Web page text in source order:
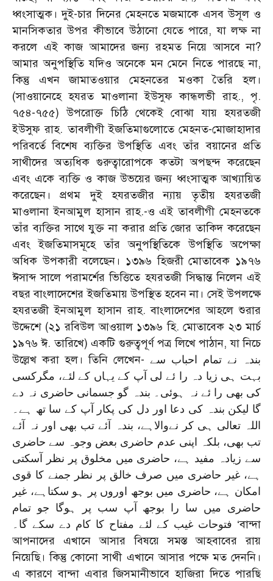
ধ্বংসাত্মক। দুই-চার দিনের মেহনতে মজমাকে এসব উসূল ও
মানসিকতার উপর কীভাবে উঠানো যেতে পারে, যা লক্ষ না
করলে এই কাজ আমাদের জন্য রহমত নিয়ে আসবে না?
আমার অনুপস্থিতি যদিও অনেকে মন মেনে নিতে পারছে না,
কিন্তু এখন জামাতওয়ার মেহনতের মওকা তৈরি হল।
(সাওয়ানেহে হযরত মাওলানা ইউসুফ কান্ধলভী রাহ., পৃ.
৭৫৪-৭৫৫) উপরোক্ত চিঠি থেকেই বোঝা যায় হযরতজী
ইউসুফ রাহ. তাবলীগী ইজতিমাগুলোতে মেহনত-মোজাহাদার
পরিবর্তে বিশেষ ব্যক্তির উপস্থিতি এবং তাঁর বয়ানের প্রতি
সাথীদের অত্যধিক গুরুত্বারোপকে কতটা অপছন্দ করেছেন
এবং একে ব্যক্তি ও কাজ উভয়ের জন্য ধ্বংসাত্মক আখ্যায়িত
করেছেন। প্রথম দুই হযরতজীর ন্যায় তৃতীয় হযরতজী
মাওলানা ইনআমুল হাসান রাহ.-ও এই তাবলীগী মেহনতকে
তাঁর ব্যক্তির সাথে যুক্ত না করার প্রতি জোর তাকিদ করেছেন
এবং ইজতিমাসমূহে তাঁর অনুপস্থিতিকে উপস্থিতি অপেক্ষা
অধিক উপকারী বলেছেন। ১৩৯৬ হিজরী মোতাবেক ১৯৭৬
ঈসাব্দ সালে পরামর্শের ভিত্তিতে হযরতজী সিদ্ধান্ত নিলেন এই
বছর বাংলাদেশের ইজতিমায় উপস্থিত হবেন না। সেই উপলক্ষে
হযরতজী ইনআমুল হাসান রাহ. বাংলাদেশের আহলে শুরার
উদ্দেশে (২১ রবিউল আওয়াল ১৩৯৬ হি. মোতাবেক ২৩ মার্চ
১৯৭৬ ঈ. তারিখে) একটি গুরুত্বপূর্ণ পত্র লিখে পাঠান, যা নিচে
উল্লেখ করা হল। তিনি লেখেন- بندہ نے تمام احباب سے
بہت ہی زيا دہ را ‏ئے لی آپ کے يہاں کے لئے، مگرکسی
کی بھی را ئے نہ ہوئی۔ بندہ گو جسمانی حاضری نہ دے
گا ليکن بندہ کی دعا اور دل کی پکار آپ کے سا تھ ہے۔
اللہ تعالی ہی کر نےوالاہے، بندہ آئے تب بھی اور نہ آئے
تب بھی، بلکہ اپنی عدم حاضری بعض وجوہ سے حاضری
سے زيادہ مفيد ہے، حاضری ميں مخلوق پر نظر آسکتی
ہے، غير حاضری ميں صرف خالق پر نظر جمنے کا قوی
امکان ہے، حاضری ميں بوجھ اوروں پر ہو سکتاہے، غير
حاضری ميں سا را بوجھ آپ سب پر ہوگا جو تمام
فتوحات غيب کے لئے مفتاح کا کام دے سکے گا۔ ‘বান্দা
আপনাদের এখানে আসার বিষয়ে সমস্ত আহবাবের রায়
নিয়েছি। কিন্তু কোনো সাথী এখানে আসার পক্ষে মত দেননি।
এ কারণে বান্দা এবার জিসমানীভাবে হাজিরা দিতে পারছি